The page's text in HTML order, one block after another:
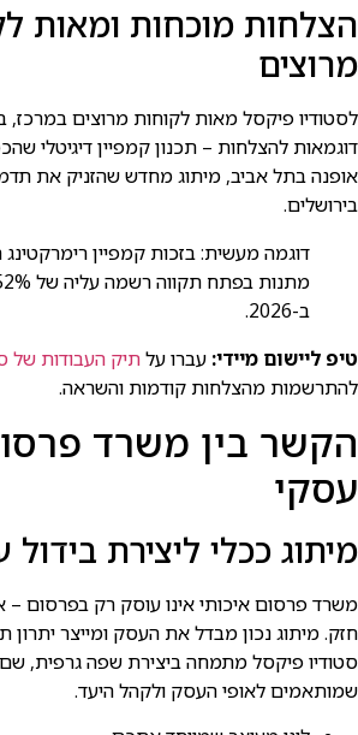
הצלחות מוכחות ומאות
מרוצים
לסטודיו פיקסל מאות לקוחות מרוצים במרכז,
דוגמאות להצלחות – תכנון קמפיין דיגיטלי
אופנה בתל אביב, מיתוג מחדש שהזניק את
בירושלים.
דוגמה מעשית: בזכות קמפיין
ב-2026.
טיפ ליישום מיידי: עברו עלתיק העבודות של
להתרשמות מהצלחות קודמות והשראה.
הקשר בין משרד
עסקי
מיתוג ככלי ליצירת בידול
משרד פרסום איכותי אינו עוסק רק בפרסום –
חזק. מיתוג נכון מבדל את העסק ומייצר יתרון
סטודיו פיקסל מתמחה ביצירת שפה גרפית,
שמותאמים לאופי העסק ולקהל היעד.